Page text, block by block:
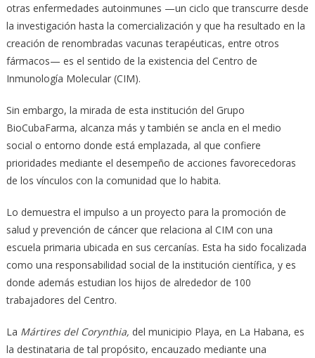
otras enfermedades autoinmunes —un ciclo que transcurre desde
la investigación hasta la comercialización y que ha resultado en la
creación de renombradas vacunas terapéuticas, entre otros
fármacos— es el sentido de la existencia del Centro de
Inmunología Molecular (CIM).
Sin embargo, la mirada de esta institución del Grupo
BioCubaFarma, alcanza más y también se ancla en el medio
social o entorno donde está emplazada, al que confiere
prioridades mediante el desempeño de acciones favorecedoras
de los vínculos con la comunidad que lo habita.
Lo demuestra el impulso a un proyecto para la promoción de
salud y prevención de cáncer que relaciona al CIM con una
escuela primaria ubicada en sus cercanías. Esta ha sido focalizada
como una responsabilidad social de la institución científica, y es
donde además estudian los hijos de alrededor de 100
trabajadores del Centro.
La Mártires del Corynthia, del municipio Playa, en La Habana, es
la destinataria de tal propósito, encauzado mediante una